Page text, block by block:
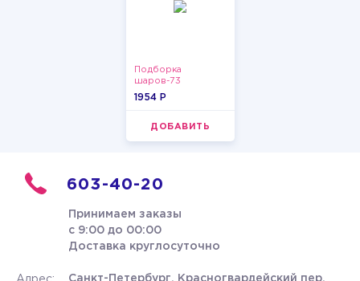
Подборка
шаров-73
1954 P
ДОБАВИТЬ
603-40-20
Принимаем заказы
с 9:00 до 00:00
Доставка круглосуточно
Санкт-Петербург, Красногвардейский пер.